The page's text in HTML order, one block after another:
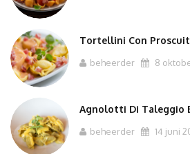
Tortellini Con
beheerder 8
Agnolotti Di Taleggio
beheerder 14 juni